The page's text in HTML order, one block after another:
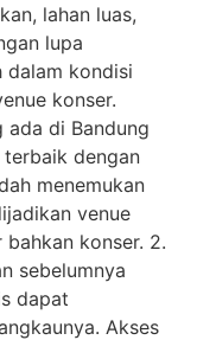
lahan luas,
lupa
dalam kondisi
konser.
ada di Bandung
dengan
menemukan
venue
konser. 2.
sebelumnya
dapat
Akses